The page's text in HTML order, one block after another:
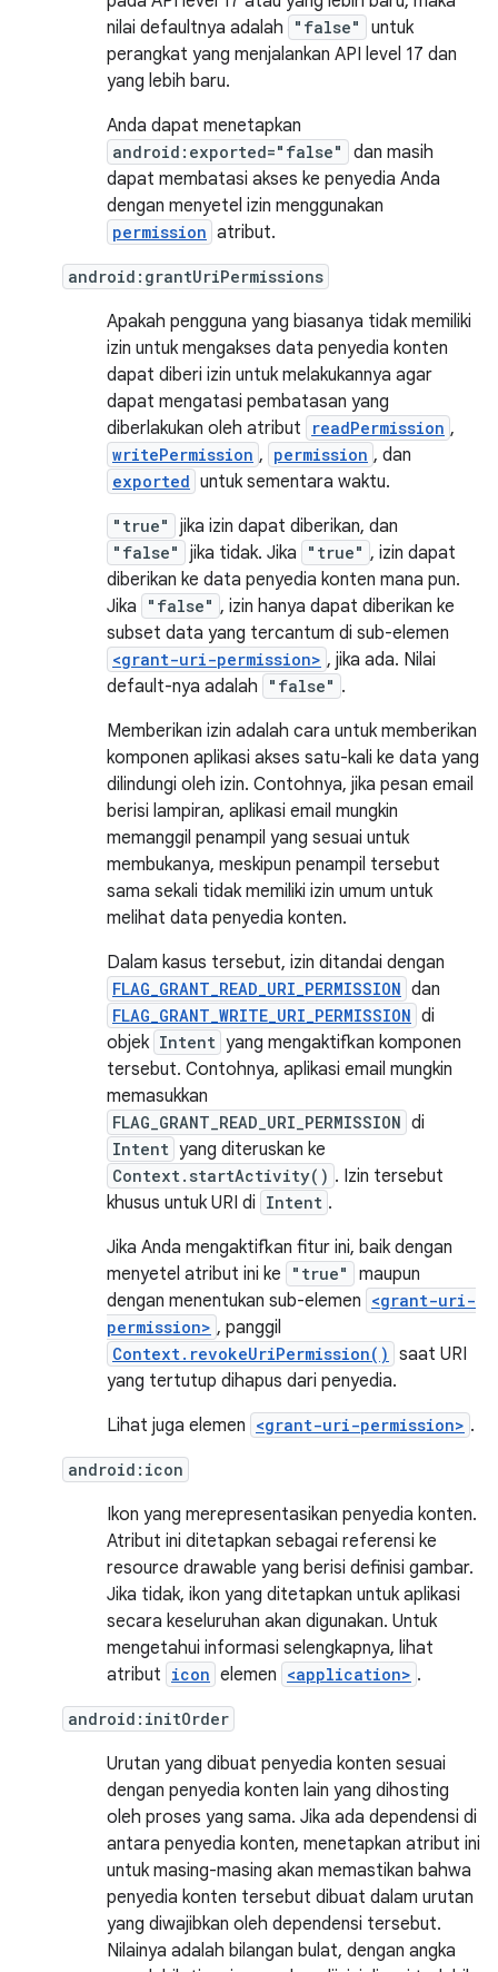
nilai defaultnya adalah
"false"
untuk
perangkat yang menjalankan API level 17 dan
yang lebih baru.
Anda dapat menetapkan
android:exported="false"
dan masih
dapat membatasi akses ke penyedia Anda
dengan menyetel izin menggunakan
permission atribut.
android:grantUriPermissions
Apakah pengguna yang biasanya tidak memiliki
izin untuk mengakses data penyedia konten
dapat diberi izin untuk melakukannya agar
dapat mengatasi pembatasan yang
diberlakukan oleh atribut
readPermission ,
writePermission , permission , dan
exported untuk sementara waktu.
"true" jika izin dapat diberikan, dan
"false" jika tidak. Jika "true" , izin dapat
diberikan ke data penyedia konten mana pun.
Jika
"false" , izin hanya dapat diberikan ke
subset data yang tercantum di sub-elemen
<grant-uri-permission> , jika ada. Nilai
default-nya adalah
"false" .
Memberikan izin adalah cara untuk memberikan
komponen aplikasi akses satu-kali ke data yang
dilindungi oleh izin. Contohnya, jika pesan email
berisi lampiran, aplikasi email mungkin
memanggil penampil yang sesuai untuk
membukanya, meskipun penampil tersebut
sama sekali tidak memiliki izin umum untuk
melihat data penyedia konten.
Dalam kasus tersebut, izin ditandai dengan
FLAG_GRANT_READ_URI_PERMISSION dan
FLAG_GRANT_WRITE_URI_PERMISSION di
objek Intent yang mengaktifkan komponen
tersebut. Contohnya, aplikasi email mungkin
memasukkan
FLAG_GRANT_READ_URI_PERMISSION di
Intent yang diteruskan ke
Context.startActivity() . Izin tersebut
khusus untuk URI di Intent .
Jika Anda mengaktifkan fitur ini, baik dengan
menyetel atribut ini ke
"true"
maupun
dengan menentukan sub-elemen <grant-uri-
permission> , panggil
Context.revokeUriPermission() saat URI
yang tertutup dihapus dari penyedia.
Lihat juga elemen <grant-uri-permission> .
android:icon
Ikon yang merepresentasikan penyedia konten.
Atribut ini ditetapkan sebagai referensi ke
resource drawable yang berisi definisi gambar.
Jika tidak, ikon yang ditetapkan untuk aplikasi
secara keseluruhan akan digunakan. Untuk
mengetahui informasi selengkapnya, lihat
atribut icon elemen <application> .
android:initOrder
Urutan yang dibuat penyedia konten sesuai
dengan penyedia konten lain yang dihosting
oleh proses yang sama. Jika ada dependensi di
antara penyedia konten, menetapkan atribut ini
untuk masing-masing akan memastikan bahwa
penyedia konten tersebut dibuat dalam urutan
yang diwajibkan oleh dependensi tersebut.
Nilainya adalah bilangan bulat, dengan angka